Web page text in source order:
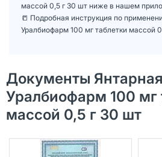
массой 0,5 г 30 шт ниже в нашем
📒 Подробная инструкция по
Уралбиофарм 100 мг таблетки массой
Документы
Уралбиофарм 100 мг
массой 0,5 г 30 шт